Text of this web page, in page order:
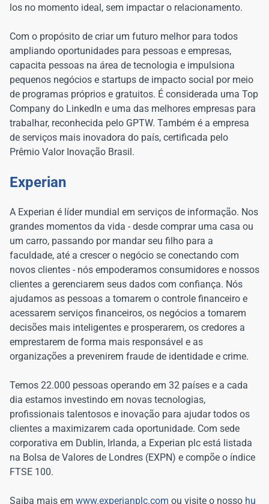
los no momento ideal, sem impactar o relacionamento.
Com o propósito de criar um futuro melhor para todos
ampliando oportunidades para pessoas e empresas,
capacita pessoas na área de tecnologia e impulsiona
pequenos negócios e startups de impacto social por meio
de programas próprios e gratuitos. É considerada uma Top
Company do LinkedIn e uma das melhores empresas para
trabalhar, reconhecida pelo GPTW. Também é a empresa
de serviços mais inovadora do país, certificada pelo
Prêmio Valor Inovação Brasil.
Experian
A Experian é líder mundial em serviços de informação. Nos
grandes momentos da vida - desde comprar uma casa ou
um carro, passando por mandar seu filho para a
faculdade, até a crescer o negócio se conectando com
novos clientes - nós empoderamos consumidores e nossos
clientes a gerenciarem seus dados com confiança. Nós
ajudamos as pessoas a tomarem o controle financeiro e
acessarem serviços financeiros, os negócios a tomarem
decisões mais inteligentes e prosperarem, os credores a
emprestarem de forma mais responsável e as
organizações a prevenirem fraude de identidade e crime.
Temos 22.000 pessoas operando em 32 países e a cada
dia estamos investindo em novas tecnologias,
profissionais talentosos e inovação para ajudar todos os
clientes a maximizarem cada oportunidade. Com sede
corporativa em Dublin, Irlanda, a Experian plc está listada
na Bolsa de Valores de Londres (EXPN) e compõe o índice
FTSE 100.
Saiba mais em www.experianplc.com ou visite o nosso hu